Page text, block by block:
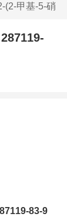
(2-甲基-5-硝
83-9